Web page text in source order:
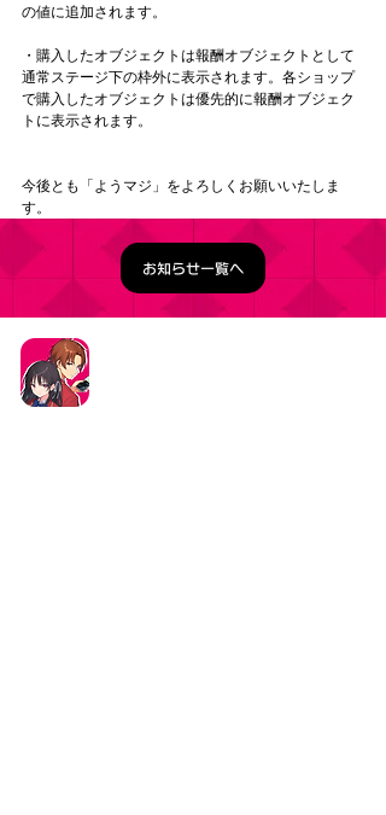
の値に追加されます。
・購入したオブジェクトは報酬オブジェクトとして
通常ステージ下の枠外に表示されます。各ショップ
で購入したオブジェクトは優先的に報酬オブジェク
トに表示されます。
今後とも「ようマジ」をよろしくお願いいたしま
す。
お知らせ一覧へ